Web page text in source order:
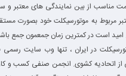
مناسب از بین نمایندگی های معتبر و
مربوط به موتورسیکلت خود بصورت
است در کمترین زمان جمعمون جمع
در ایران ، تنها وب سایت
اتحادیه کشوی. انجمن صنفی کسب و کار